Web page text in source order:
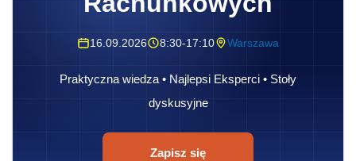
16.09.2026 8:30-17:10 Warszawa
Praktyczna wiedza • Najlepsi Eksperci • Stoły
dyskusyjne
Zapisz się